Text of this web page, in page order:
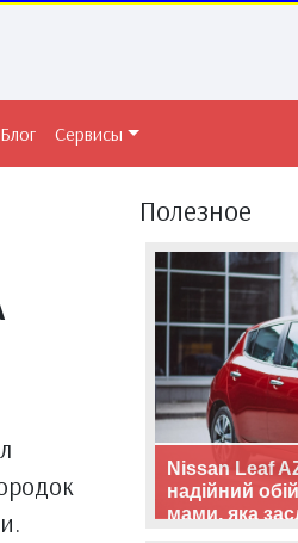
Блог Сервисы
Полезное
Nissan Leaf
надійний
мами, яка